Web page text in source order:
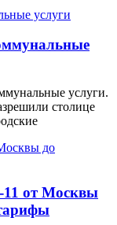
услуги.
столице
11 от Москвы